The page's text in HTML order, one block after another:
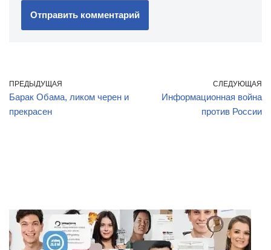
ПРЕДЫДУЩАЯ
Барак Обама, ликом черен и
прекрасен
СЛЕДУЮЩАЯ
Информационная война
против России